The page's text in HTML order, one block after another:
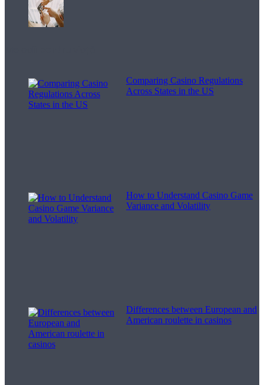
Comparing Casino Regulations
Across States in the US
How to Understand Casino Game
Variance and Volatility
Differences between European and
American roulette in casinos